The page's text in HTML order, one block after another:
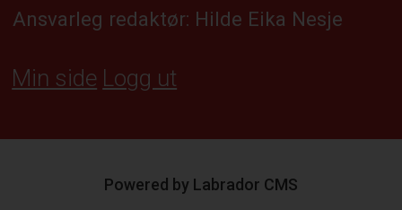
Ansvarleg redaktør: Hilde Eika Nesje
Min side Logg ut
Powered by Labrador CMS